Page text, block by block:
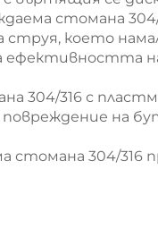
стомана 304/
струя, което
ефективността
304/316 с
на
стомана 304/316